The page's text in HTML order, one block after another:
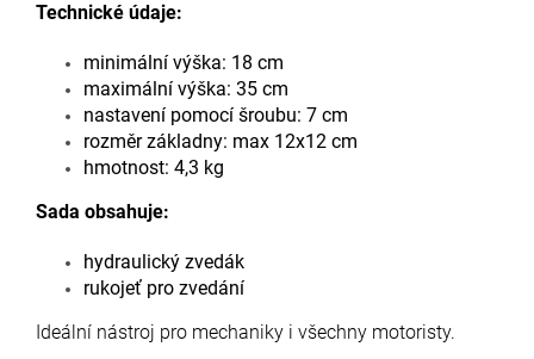
Technické údaje:
minimální výška: 18 cm
maximální výška: 35 cm
nastavení pomocí šroubu: 7 cm
rozměr základny: max 12x12 cm
hmotnost: 4,3 kg
Sada obsahuje:
hydraulický zvedák
rukojeť pro zvedání
Ideální nástroj pro mechaniky i všechny motoristy.